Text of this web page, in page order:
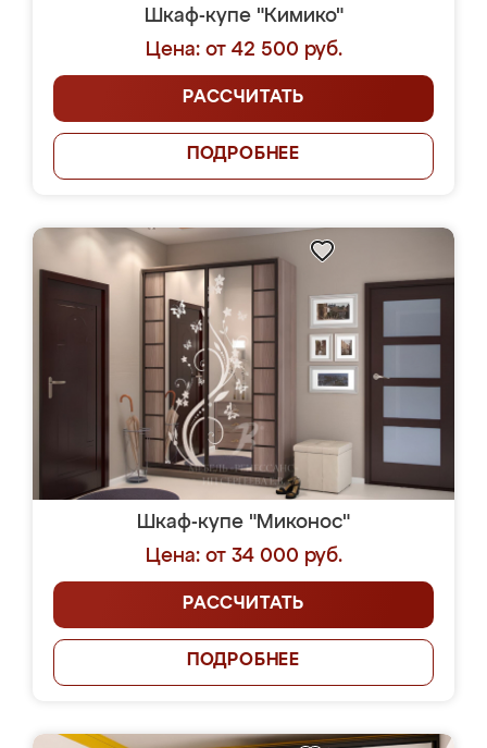
Шкаф-купе "Кимико"
Цена: от 42 500 руб.
РАССЧИТАТЬ
ПОДРОБНЕЕ
Шкаф-купе "Миконос"
Цена: от 34 000 руб.
РАССЧИТАТЬ
ПОДРОБНЕЕ